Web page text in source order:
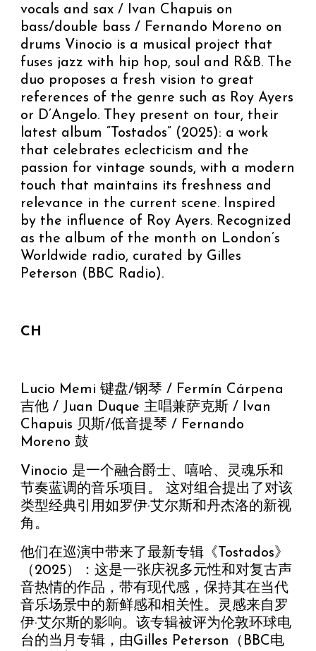
vocals and sax / Ivan Chapuis on
bass/double bass / Fernando Moreno on
drums Vinocio is a musical project that
fuses jazz with hip hop, soul and R&B. The
duo proposes a fresh vision to great
references of the genre such as Roy Ayers
or D’Angelo. They present on tour, their
latest album “Tostados” (2025): a work
that celebrates eclecticism and the
passion for vintage sounds, with a modern
touch that maintains its freshness and
relevance in the current scene. Inspired
by the influence of Roy Ayers. Recognized
as the album of the month on London’s
Worldwide radio, curated by Gilles
Peterson (BBC Radio).
CH
Lucio Memi 键盘/钢琴 / Fermín Cárpena
吉他 / Juan Duque 主唱兼萨克斯 / Ivan
Chapuis 贝斯/低音提琴 / Fernando
Moreno 鼓
Vinocio 是一个融合爵士、嘻哈、灵魂乐和
节奏蓝调的音乐项目。 这对组合提出了对该
类型经典引用如罗伊·艾尔斯和丹杰洛的新视
角。
他们在巡演中带来了最新专辑《Tostados》
（2025）：这是一张庆祝多元性和对复古声
音热情的作品，带有现代感，保持其在当代
音乐场景中的新鲜感和相关性。灵感来自罗
伊·艾尔斯的影响。该专辑被评为伦敦环球电
台的当月专辑，由Gilles Peterson（BBC电